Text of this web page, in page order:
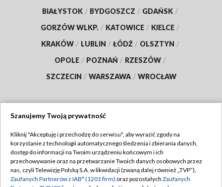
BIAŁYSTOK / BYDGOSZCZ / GDAŃSK /
GORZÓW WLKP. / KATOWICE / KIELCE /
KRAKÓW / LUBLIN / ŁÓDŹ / OLSZTYN /
OPOLE / POZNAŃ / RZESZÓW /
SZCZECIN / WARSZAWA / WROCŁAW
TVP
Abonament TVP
Emisja w TVP
Regulamin TVP
Polityka prywatności
Szanujemy Twoją prywatność
Kliknij "Akceptuję i przechodzę do serwisu", aby wyrazić zgody na
korzystanie z technologii automatycznego śledzenia i zbierania danych,
dostęp do informacji na Twoim urządzeniu końcowym i ich
przechowywanie oraz na przetwarzanie Twoich danych osobowych przez
nas, czyli Telewizję Polską S.A. w likwidacji (zwaną dalej również „TVP”),
Zaufanych Partnerów z IAB* (1201 firm) oraz pozostałych Zaufanych